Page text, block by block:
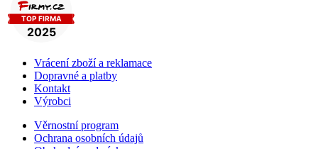
Vrácení zboží a reklamace
Dopravné a platby
Kontakt
Výrobci
Věrnostní program
Ochrana osobních údajů